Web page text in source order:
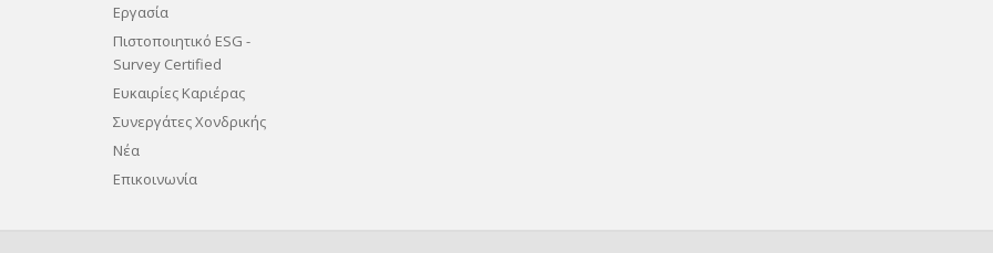
Εργασία
Πιστοποιητικό ESG -
Survey Certified
Ευκαιρίες Καριέρας
Συνεργάτες Χονδρικής
Νέα
Επικοινωνία